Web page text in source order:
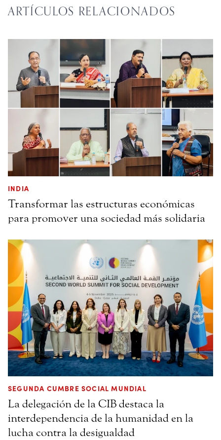
ARTÍCULOS RELACIONADOS
INDIA
Transformar las estructuras económicas
para promover una sociedad más solidaria
SEGUNDA CUMBRE SOCIAL MUNDIAL
La delegación de la CIB destaca la
interdependencia de la humanidad en la
lucha contra la desigualdad